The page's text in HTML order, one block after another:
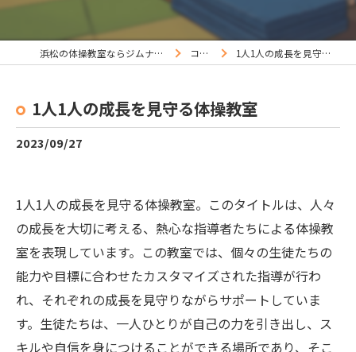
浜松の体操教室ならジムナススポーツ コラム 1人1人の成長を見守る体操教室
1人1人の成長を見守る体操教室
2023/09/27
1人1人の成長を見守る体操教室。このタイトルは、人々
の成長を大切に考える、熱心な指導者たちによる体操教
室を表現しています。この教室では、個々の生徒たちの
能力や目標に合わせたカスタマイズされた指導が行わ
れ、それぞれの成長を見守りながらサポートしていま
す。生徒たちは、一人ひとりが自己の力を引き出し、ス
キルや自信を身につけることができる場所であり、そこ